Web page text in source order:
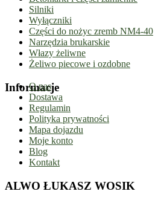
Silniki
Wyłączniki
Części do nożyc zremb NM4-40
Narzędzia brukarskie
Włazy żeliwne
Żeliwo piecowe i ozdobne
Informacje
O nas
Dostawa
Regulamin
Polityka prywatności
Mapa dojazdu
Moje konto
Blog
Kontakt
ALWO ŁUKASZ WOSIK